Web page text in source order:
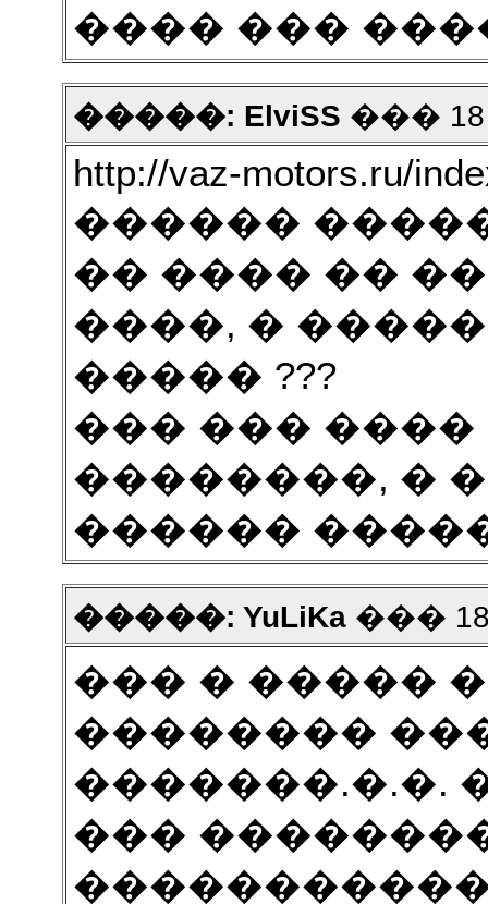
���� ���
�����: ElviSS ��� 18
http://vaz-motors.ru/
������
�� ���� ��
����, �
����� ???
��� ���
��������, �
������
�����: YuLiKa��� 18
��� � �����
��������
�������.�.�.
���